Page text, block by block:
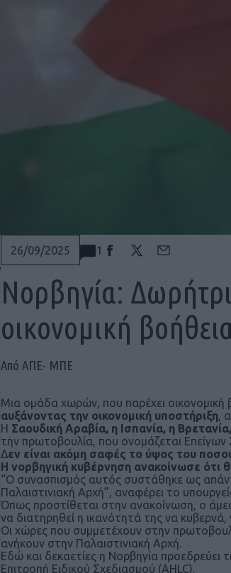
26/09/2025 1
Νορβηγία:
οικονομική
Από ΑΠΕ- ΜΠΕ
Μια ομάδα χωρών, που παρέχει
αυξάνοντας την οικονομική υποστήριξη,
Η Σαουδική Αραβία, η Ισπανία, η
την πρωτοβουλία, που ονομάζεται Επείγων
Δεν είναι ακόμη σαφές το ύψος του
Η νορβηγική κυβέρνηση ανακοίνωσε ότι
“Ο συνασπισμός αυτός συστάθηκε ως
Παλαιστινιακή Αρχή”, αναφέρει το
Όπως προστίθεται στην ανακοίνωση, ο
να διατηρηθεί η ικανότητά της να κυβερνά,
Οι χώρες που συμμετέχουν στην
ανήκουν στην Παλαιστινιακή Αρχή.
Εδώ και δεκαετίες η Νορβηγία
Επιτροπή Ειδικού Σχεδιασμού (AHLC).